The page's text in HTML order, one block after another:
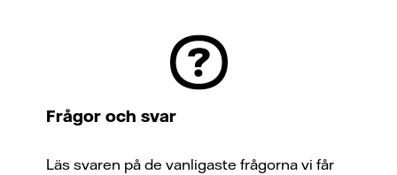
Frågor och svar
Läs svaren på de vanligaste frågorna vi får